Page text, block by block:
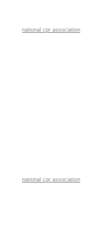
national cpr association
national cpr association